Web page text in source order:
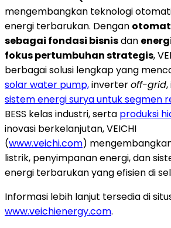
mengembangkan teknologi
energi terbarukan. Dengan
sebagai fondasi bisnisdan
fokus pertumbuhan strategis,
berbagai solusi lengkap yang
solar water pump,inverteroff-grid
sistem energi surya untuk segmen
BESS kelas industri, serta produksi
inovasi berkelanjutan, VEICHI
(www.veichi.com)
listrik, penyimpanan energi, dan
energi terbarukan yang efisien di
Informasi lebih lanjut tersedia di
www.veichienergy.com.